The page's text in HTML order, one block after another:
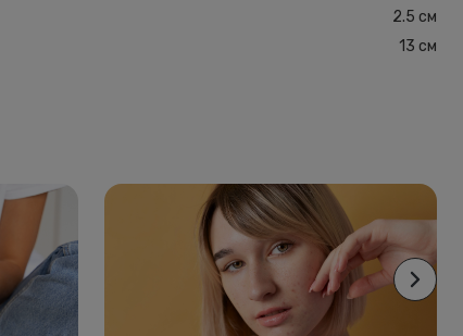
2.5 см
13 см